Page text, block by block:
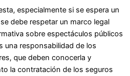
especialmente si se espera un
debe respetar un marco legal
sobre espectáculos públicos
una responsabilidad de los
que deben conocerla y
la contratación de los seguros